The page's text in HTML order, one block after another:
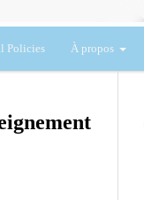
Policies À propos